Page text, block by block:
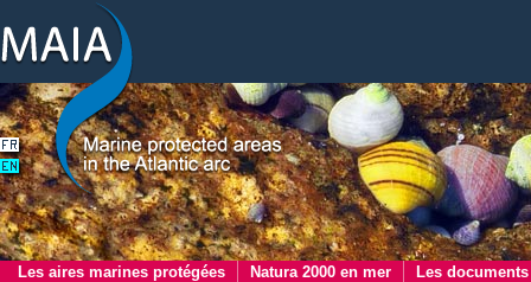
Les aires marines protégées Natura 2000 en mer Les documents